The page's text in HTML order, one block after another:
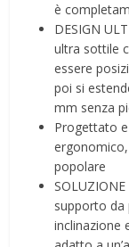
è
DESIGN
ultra sottile
essere
poi si
mm senza
Progettato
popolare
supporto
inclinazione